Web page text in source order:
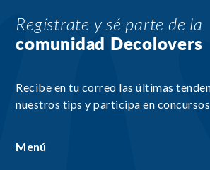
Regístrate y sé parte de la
comunidad Decolovers
Recibe en tu correo las últimas
nuestros tips y participa en
Menú